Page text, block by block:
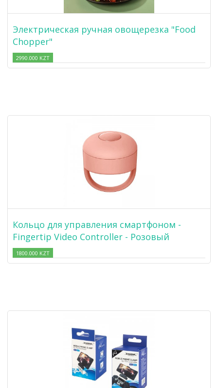
Электрическая ручная овощерезка "Food
Chopper"
2990.000 KZT
Кольцо для управления смартфоном -
Fingertip Video Controller - Розовый
1800.000 KZT